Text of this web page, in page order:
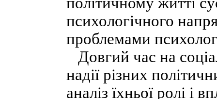
психологічного
проблемами
Довгий час на
надії різних
аналіз їхньої ролі і